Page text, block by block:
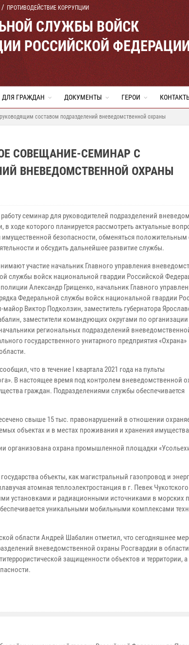
ПРОТИВОДЕЙСТВИЕ КОРРУПЦИИ
СЛУЖБЫ ВОЙСК
РОССИЙСКОЙ
ДЛЯ ГРАЖДАН ДОКУМЕНТЫ ГЕРОИ
составом подразделений вневедомственной охраны
СОВЕЩАНИЕ-СЕМИНАР С
ВНЕВЕДОМСТВЕННОЙ ОХРАНЫ
семинар для руководителей подразделений
в ходе которого планируется рассмотреть актуальные
имущественной безопасности, обменяться
и обсудить дальнейшее развитие службы.
участие начальник Главного управления
службы войск национальной гвардии Российской
полиции Александр Грищенко, начальник Главного
Федеральной службы войск национальной гвардии
Виктор Подколзин, заместитель губернатора
заместители командующих округами по организации
региональных подразделений
государственного унитарного предприятия «Охрана»
что в течение I квартала 2021 года на пульты
В настоящее время под контролем вневедомственной
граждан. Подразделениями службы обеспечивается
свыше 15 тыс. правонарушений в отношении
объектах и в местах проживания и хранения
организована охрана промышленной площадки
объекты, как магистральный газопровод и
атомная теплоэлектростанция в г. Певек Чукотского
установками и радиационными источниками в морских
уникальными мобильными комплексами
области Андрей Шабалин отметил, что сегодняшнее
вневедомственной охраны Росгвардии в области
защищенности объектов и территории,